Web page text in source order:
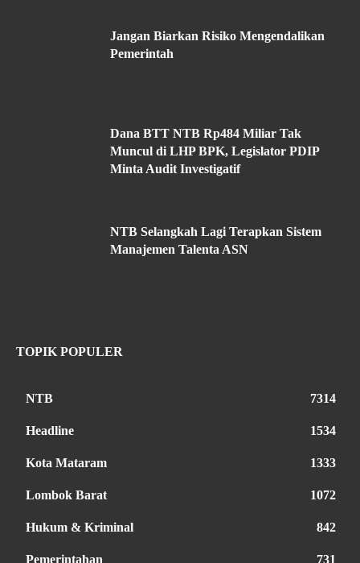
Jangan Biarkan Risiko Mengendalikan
Pemerintah
Dana BTT NTB Rp484 Miliar Tak
Muncul di LHP BPK, Legislator PDIP
Minta Audit Investigatif
NTB Selangkah Lagi Terapkan Sistem
Manajemen Talenta ASN
TOPIK POPULER
NTB 7314
Headline 1534
Kota Mataram 1333
Lombok Barat 1072
Hukum & Kriminal 842
Pemerintahan 731